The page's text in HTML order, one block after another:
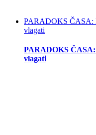
PARADOKS ČASA:
vlagati
PARADOKS
vlagati